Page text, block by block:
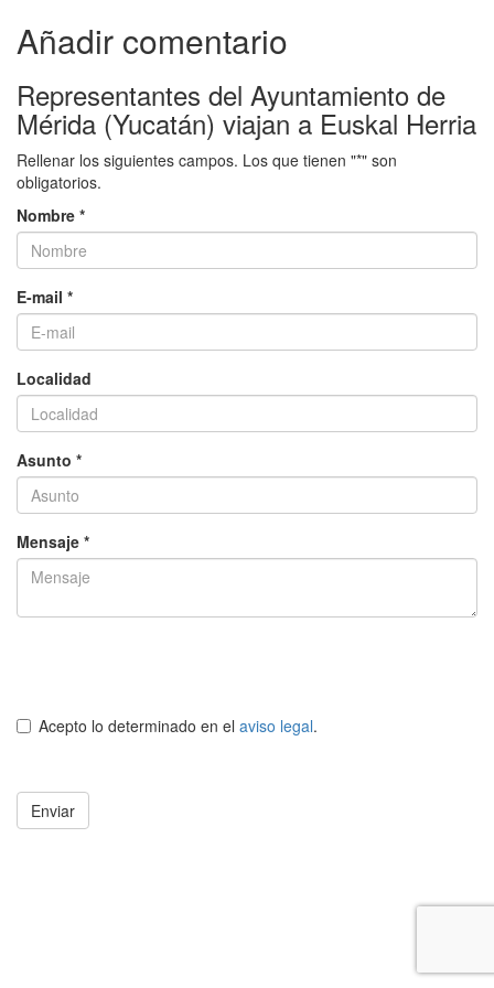
Añadir comentario
Representantes del Ayuntamiento de
Mérida (Yucatán) viajan a Euskal Herria
Rellenar los siguientes campos. Los que tienen "*" son
obligatorios.
Nombre *
E-mail *
Localidad
Asunto *
Mensaje *
Acepto lo determinado en el aviso legal.
Enviar